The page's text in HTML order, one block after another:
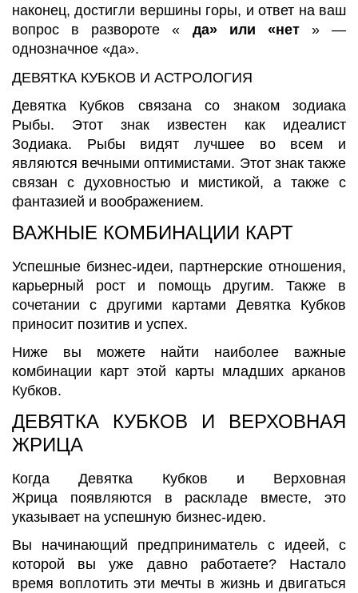
наконец, достигли вершины горы, и ответ на ваш
вопрос в развороте « да» или «нет» —
однозначное «да».
ДЕВЯТКА КУБКОВ И АСТРОЛОГИЯ
Девятка Кубков связана со знаком зодиака
Рыбы. Этот знак известен как идеалист
Зодиака. Рыбы видят лучшее во всем и
являются вечными оптимистами. Этот знак также
связан с духовностью и мистикой, а также с
фантазией и воображением.
ВАЖНЫЕ КОМБИНАЦИИ КАРТ
Успешные бизнес-идеи, партнерские отношения,
карьерный рост и помощь другим. Также в
сочетании с другими картами Девятка Кубков
приносит позитив и успех.
Ниже вы можете найти наиболее важные
комбинации карт этой карты младших арканов
Кубков.
ДЕВЯТКА КУБКОВ И ВЕРХОВНАЯ
ЖРИЦА
Когда Девятка Кубков и Верховная
Жрица появляются в раскладе вместе, это
указывает на успешную бизнес-идею.
Вы начинающий предприниматель с идеей, с
которой вы уже давно работаете? Настало
время воплотить эти мечты в жизнь и двигаться